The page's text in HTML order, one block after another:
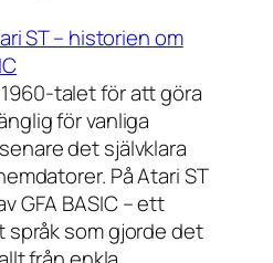
ST – historien om
talet för att göra
för vanliga
det självklara
På Atari ST
GFA BASIC – ett
som gjorde det